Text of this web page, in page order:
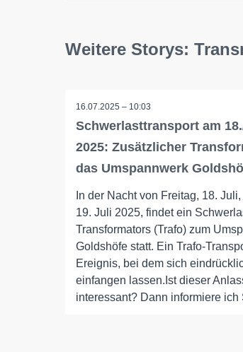
Weitere Storys:
16.07.2025 – 10:03
Schwerlasttransport am
2025: Zusätzlicher
das Umspannwerk
In der Nacht von Freitag, 18.
19. Juli 2025, findet ein
Transformators (Trafo) zum
Goldshöfe statt. Ein Trafo-
Ereignis, bei dem sich
einfangen lassen.Ist dieser
interessant? Dann informiere ich